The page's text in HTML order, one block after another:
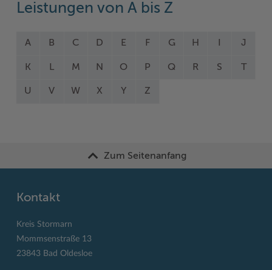
Leistungen von A bis Z
A B C D E F G H J
K L M N O P Q R S T
U V W X Y Z
Zum Seitenanfang
Kontakt
Kreis Stormarn
Mommsenstraße 13
23843 Bad Oldesloe